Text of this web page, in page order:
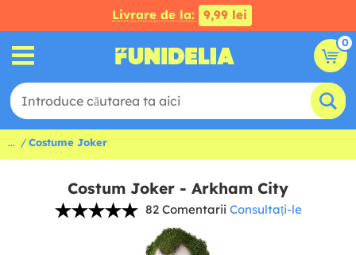
Livrare de la: 9,99 lei
0
... Costume Joker
Costum Joker - Arkham City
82 Comentarii Consultați-le